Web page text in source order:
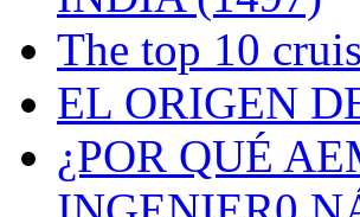
The top 10
EL ORIGEN
¿POR QUÉ